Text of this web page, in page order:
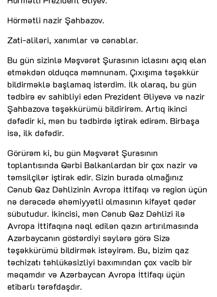
Hörmətli nazir Şahbazov.
Zati-aliləri, xanımlar və cənablar.
Bu gün sizinlə Məşvərət Şurasının iclasını açıq elan
etməkdən olduqca məmnunam. Çıxışıma təşəkkür
bildirməklə başlamaq istərdim. İlk olaraq, bu gün
tədbirə ev sahibliyi edən Prezident Əliyevə və nazir
Şahbazova təşəkkürümü bildirirəm. Artıq ikinci
dəfədir ki, mən bu tədbirdə iştirak edirəm. Birbaşa
isə, ilk dəfədir.
Görürəm ki, bu gün Məşvərət Şurasının
toplantısında Qərbi Balkanlardan bir çox nazir və
təmsilçilər iştirak edir. Sizin burada olmağınız
Cənub Qaz Dəhlizinin Avropa İttifaqı və region üçün
nə dərəcədə əhəmiyyətli olmasının kifayət qədər
sübutudur. İkincisi, mən Cənub Qaz Dəhlizi ilə
Avropa İttifaqına nəql edilən qazın artırılmasında
Azərbaycanın göstərdiyi səylərə görə Sizə
təşəkkürümü bildirmək istəyirəm. Bu, bizim qaz
təchizatı təhlükəsizliyi baxımından çox vacib bir
məqamdır və Azərbaycan Avropa İttifaqı üçün
etibarlı tərəfdaşdır.